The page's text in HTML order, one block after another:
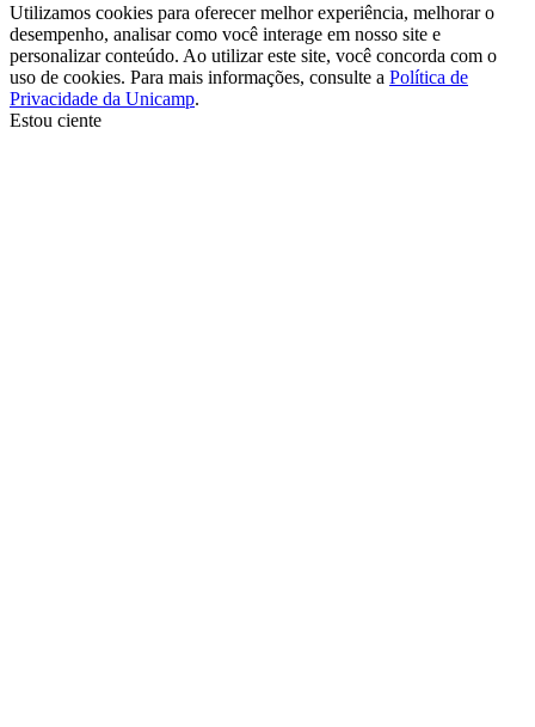
Utilizamos cookies para oferecer melhor experiência, melhorar o
desempenho, analisar como você interage em nosso site e
personalizar conteúdo. Ao utilizar este site, você concorda com o
uso de cookies. Para mais informações, consulte a Política de
Privacidade da Unicamp.
Estou ciente